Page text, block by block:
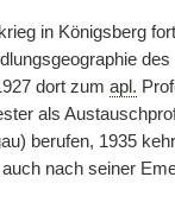
in Königsberg
des
dort zum apl.
als
berufen, 1935
nach seiner